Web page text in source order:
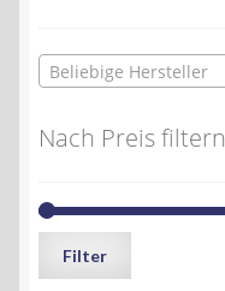
Beliebige Hersteller
Nach Preis filtern
Filter